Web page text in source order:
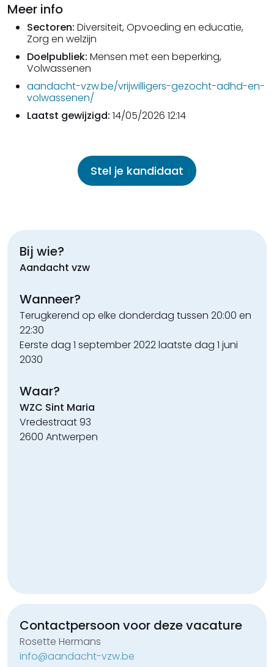
Meer info
Sectoren: Diversiteit, Opvoeding en educatie,
Zorg en welzijn
Doelpubliek: Mensen met een beperking,
Volwassenen
aandacht-vzw.be/vrijwilligers-gezocht-adhd-en-
volwassenen/
Laatst gewijzigd: 14/05/2026 12:14
Stel je kandidaat
Bij wie?
Aandacht vzw
Wanneer?
Terugkerend op elke donderdag tussen 20:00 en
22:30
Eerste dag 1 september 2022 laatste dag 1 juni
2030
Waar?
WZC Sint Maria
Vredestraat 93
2600 Antwerpen
Contactpersoon voor dezevacature
Rosette Hermans
info@aandacht-vzw.be